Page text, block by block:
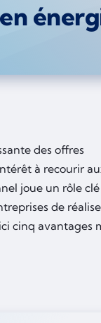
des offres
à recourir
joue un rôle
de
cinq avantages